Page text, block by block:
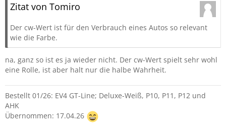
Zitat von Tomiro
Der cw-Wert ist für den Verbrauch eines Autos so relevant
wie die Farbe.
na, ganz so ist es ja wieder nicht. Der cw-Wert spielt sehr wohl
eine Rolle, ist aber halt nur die halbe Wahrheit.
Bestellt 01/26: EV4 GT-Line; Deluxe-Weiß, P10, P11, P12 und
AHK
Übernommen: 17.04.26